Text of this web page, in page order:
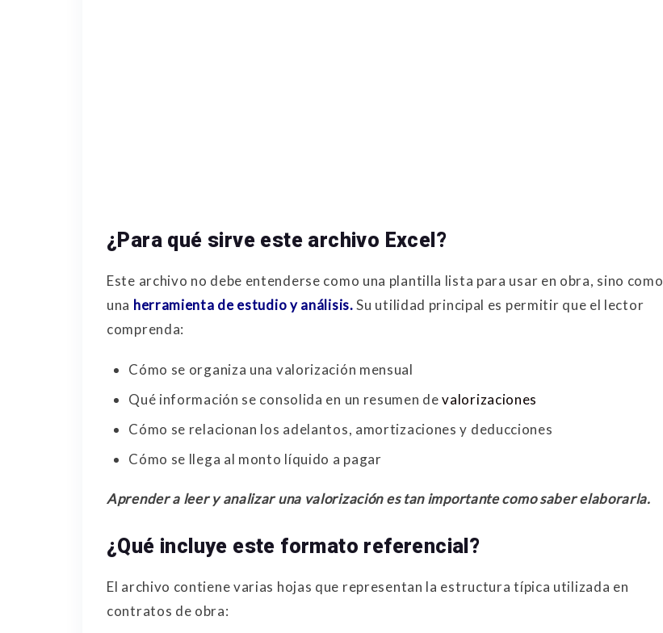
¿Para qué sirve este archivo Excel?
Este archivo no debe entenderse como una plantilla lista para usar en obra, sino como
una herramienta de estudio y análisis.Su utilidad principal es permitir que el lector
comprenda:
Cómo se organiza una valorización mensual
Qué información se consolida en un resumen devalorizaciones
Cómo se relacionan los adelantos, amortizaciones y deducciones
Cómo se llega al monto líquido a pagar
Aprender a leer y analizar una valorización es tan importante como saber elaborarla.
¿Qué incluye este formato referencial?
El archivo contiene varias hojas que representan la estructura típica utilizada en
contratos de obra: